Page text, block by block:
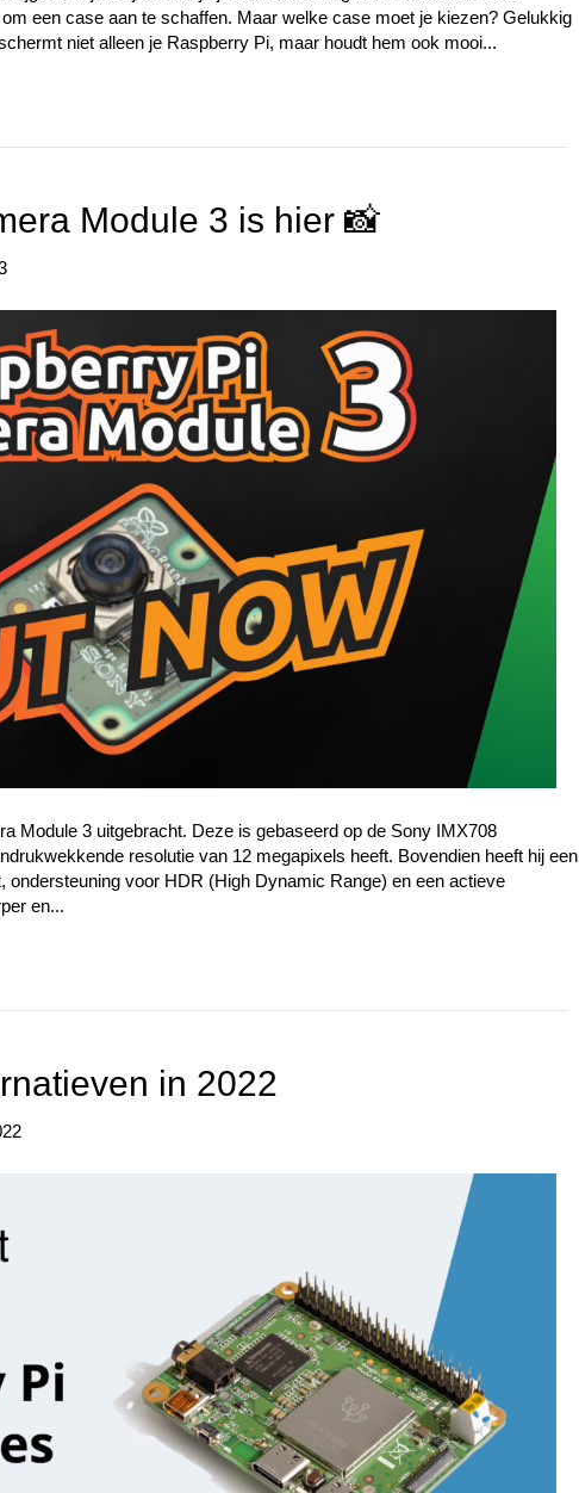
een case aan te schaffen. Maar welke case moet je kiezen? Gelukkig
niet alleen je Raspberry Pi, maar houdt hem ook mooi...
Module 3 is hier 📸
Module 3 uitgebracht. Deze is gebaseerd op de Sony IMX708
resolutie van 12 megapixels heeft. Bovendien heeft hij een
ondersteuning voor HDR (High Dynamic Range) en een actieve
en...
in 2022